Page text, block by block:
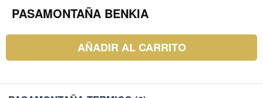
PASAMONTAÑA BENKIA
AÑADIR AL CARRITO